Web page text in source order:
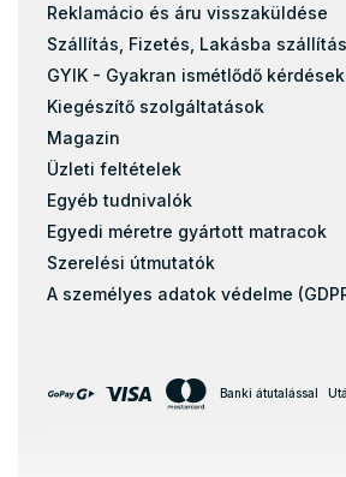
Reklamácio és áru visszaküldése
Szállítás, Fizetés, Lakásba szállítás
GYIK - Gyakran ismétlődő kérdések
Kiegészítő szolgáltatások
Magazin
Üzleti feltételek
Egyéb tudnivalók
Egyedi méretre gyártott matracok
Szerelési útmutatók
A személyes adatok védelme
Banki átutalással